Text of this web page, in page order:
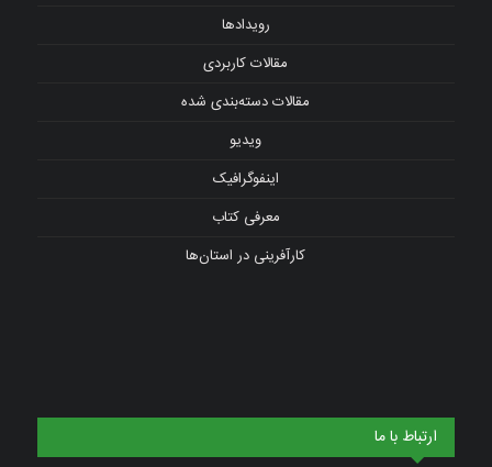
رویدادها
مقالات کاربردی
مقالات دسته‌بندی شده
ویدیو
اینفوگرافیک
معرفی کتاب
کارآفرینی در استان‌ها
ارتباط با ما